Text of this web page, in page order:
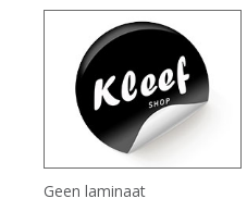
Geen laminaat